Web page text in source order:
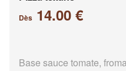
Dès 14.00 €
Base sauce tomate,